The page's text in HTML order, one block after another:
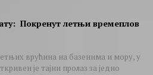
Покренут летњи времеплов
врућина на базенима и мору, у
је тајни пролаз за једно